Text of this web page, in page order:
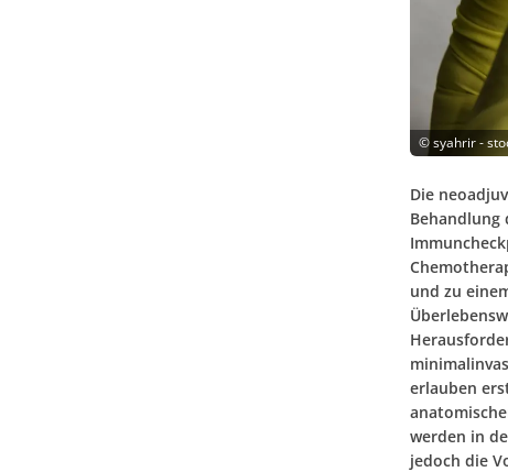
©syahrir -
Die
Behandlung
und zu
erlauben
werden in
jedoch die